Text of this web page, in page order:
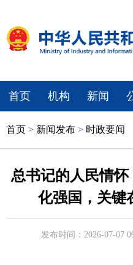
首页 机构 新闻
首页 > 新闻发布 > 时政要闻
总书记的人民情
化强国，关键
发布时间：2026-07-07